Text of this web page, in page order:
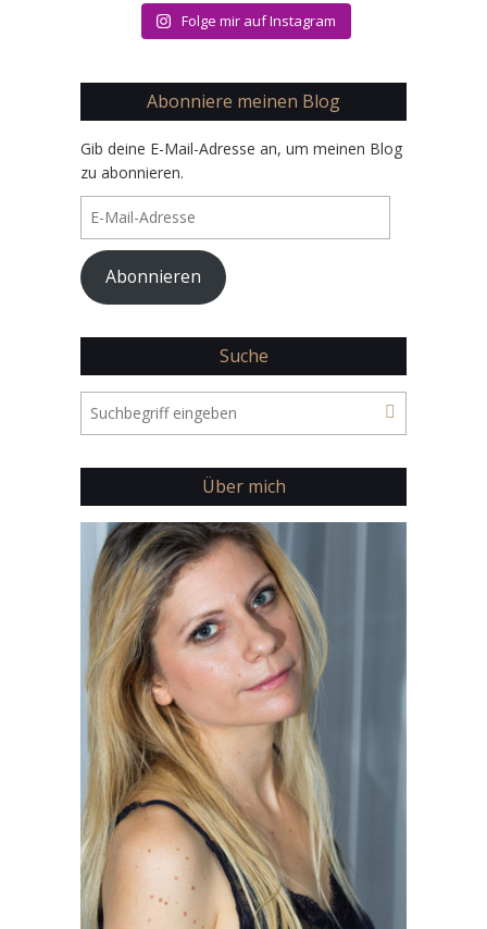
Folge mir auf Instagram
Abonniere meinen Blog
Gib deine E-Mail-Adresse an, um meinen Blog
zu abonnieren.
Mail-
Adresse
Abonnieren
Suche
Über mich